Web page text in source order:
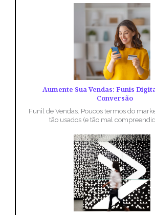
Aumente Sua Vendas: Funis
Conversão
Funil de Vendas. Poucos termos do
tão usados (e tão mal